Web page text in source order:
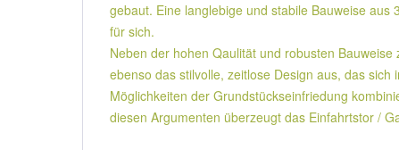
gebaut. Eine langlebige und stabile Bauweise
für sich.
Neben der hohen Qaulität und robusten
ebenso das stilvolle, zeitlose Design aus, das
Möglichkeiten der Grundstückseinfriedung
diesen Argumenten überzeugt das Einfahrtstor /